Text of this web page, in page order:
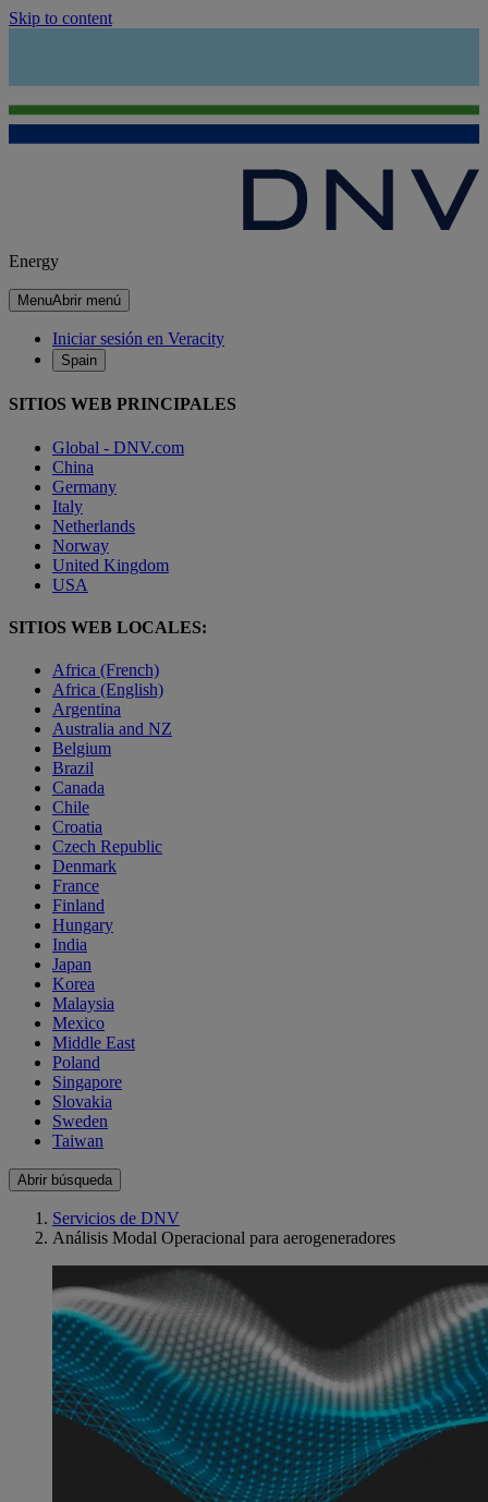
Skip to content
Energy
MenuAbrir menú
Iniciar sesión en Veracity
Spain
SITIOS WEB PRINCIPALES
Global - DNV.com
China
Germany
Italy
Netherlands
Norway
United Kingdom
USA
SITIOS WEB LOCALES:
Africa (French)
Africa (English)
Argentina
Australia and NZ
Belgium
Brazil
Canada
Chile
Croatia
Czech Republic
Denmark
France
Finland
Hungary
India
Japan
Korea
Malaysia
Mexico
Middle East
Poland
Singapore
Slovakia
Sweden
Taiwan
Abrir búsqueda
Servicios de DNV
Análisis Modal Operacional para aerogeneradores